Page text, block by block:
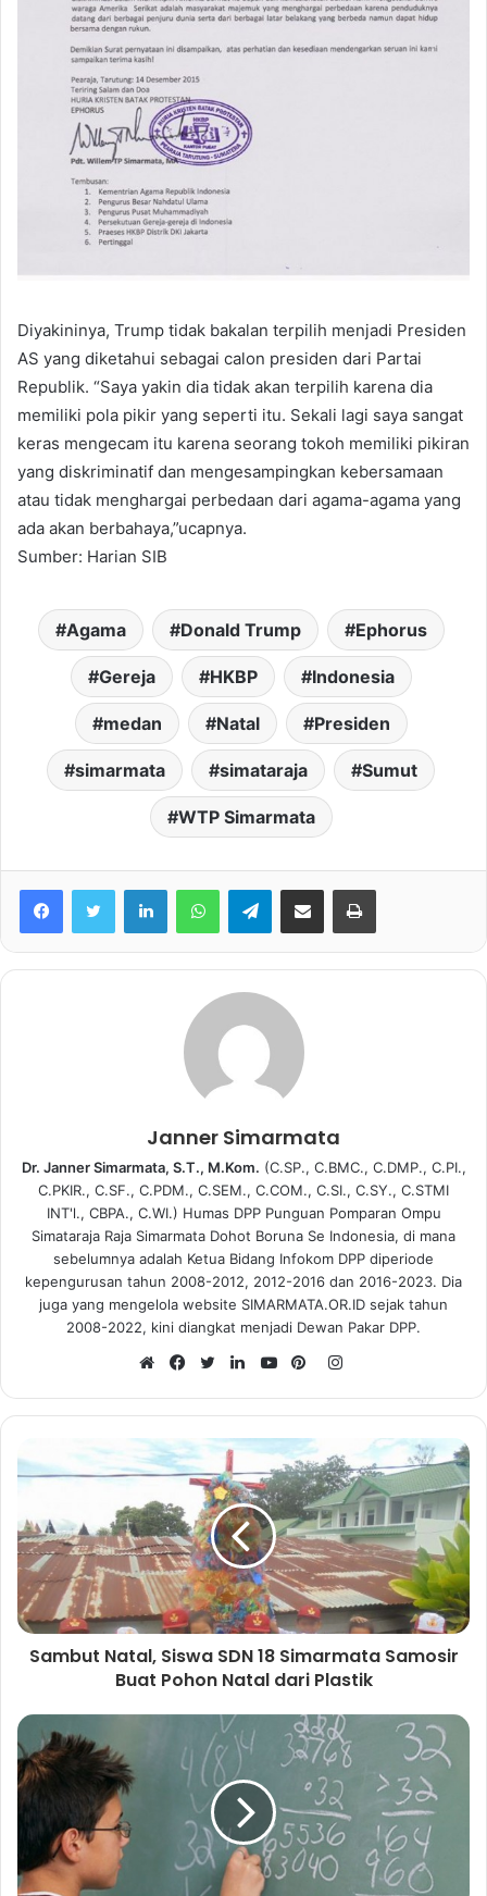
Diyakininya, Trump tidak bakalan terpilih menjadi Presiden
AS yang diketahui sebagai calon presiden dari Partai
Republik. “Saya yakin dia tidak akan terpilih karena dia
memiliki pola pikir yang seperti itu. Sekali lagi saya sangat
keras mengecam itu karena seorang tokoh memiliki pikiran
yang diskriminatif dan mengesampingkan kebersamaan
atau tidak menghargai perbedaan dari agama-agama yang
ada akan berbahaya,”ucapnya.
Sumber: Harian SIB
Agama Donald Trump Ephorus
Gereja HKBP Indonesia
medan Natal Presiden
simarmata simataraja Sumut
WTP Simarmata
Telegram
Janner Simarmata
Dr. Janner Simarmata, S.T., M.Kom. (C.SP., C.BMC., C.DMP., C.PI.,
C.PKIR., C.SF., C.PDM., C.SEM., C.COM., C.SI., C.SY., C.STMI
INT'l., CBPA., C.WI.) Humas DPP Punguan Pomparan Ompu
Simataraja Raja Simarmata Dohot Boruna Se Indonesia, di mana
sebelumnya adalah Ketua Bidang Infokom DPP diperiode
kepengurusan tahun 2008-2012, 2012-2016 dan 2016-2023. Dia
juga yang mengelola website SIMARMATA.OR.ID sejak tahun
2008-2022, kini diangkat menjadi Dewan Pakar DPP.
e
b
s
t
e
a
c
e
o
o
k
w
i
t
e
r
i
n
k
e
d
I
n
o
u
T
u
b
e
i
n
t
e
r
e
s
t
I
s
a
g
r
a
m
Sambut Natal, Siswa SDN 18 Simarmata Samosir
Buat Pohon Natal dari Plastik